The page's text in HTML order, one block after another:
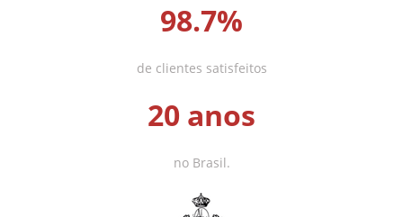
98.7%
de clientes satisfeitos
20 anos
no Brasil.